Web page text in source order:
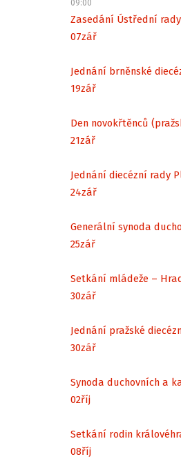
09:00
Zasedání Ústřední rady
07zář
Jednání brněnské
19zář
Den novokřtěnců
21zář
Jednání diecézní rady
24zář
Generální synoda
25zář
Setkání mládeže –
30zář
Jednání pražské
30zář
Synoda duchovních a
02říj
Setkání rodin
08říj